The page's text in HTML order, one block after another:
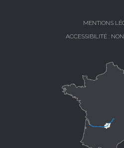
MENTIONS
ACCESSIBILITÉ :